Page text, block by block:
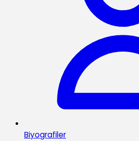
Biyografiler